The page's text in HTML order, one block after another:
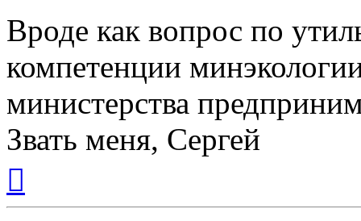
Вроде как вопрос по
компетенции
министерства
Звать меня, Сергей
началу